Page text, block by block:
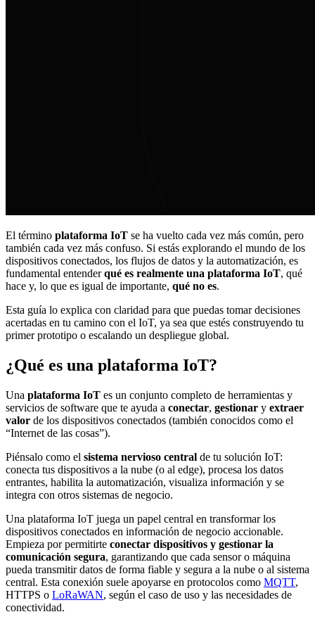
El término plataforma IoT se ha vuelto cada vez más común, pero
también cada vez más confuso. Si estás explorando el mundo de los
dispositivos conectados, los flujos de datos y la automatización, es
fundamental entenderqué es realmente una plataforma IoT, qué
hace y, lo que es igual de importante, qué no es.
Esta guía lo explica con claridad para que puedas tomar decisiones
acertadas en tu camino con el IoT, ya sea que estés construyendo tu
primer prototipo o escalando un despliegue global.
¿Qué es una plataforma IoT?
Una plataforma IoT es un conjunto completo de herramientas y
servicios de software que te ayuda a conectar, gestionar y extraer
valor de los dispositivos conectados (también conocidos como el
“Internet de las cosas”).
Piénsalo como el sistema nervioso central de tu solución IoT:
conecta tus dispositivos a la nube (o al edge), procesa los datos
entrantes, habilita la automatización, visualiza información y se
integra con otros sistemas de negocio.
Una plataforma IoT juega un papel central en transformar los
dispositivos conectados en información de negocio accionable.
Empieza por permitirte conectar dispositivos y gestionar la
comunicación segura, garantizando que cada sensor o máquina
pueda transmitir datos de forma fiable y segura a la nube o al sistema
central. Esta conexión suele apoyarse en protocolos como MQTT,
HTTPS o LoRaWAN, según el caso de uso y las necesidades de
conectividad.